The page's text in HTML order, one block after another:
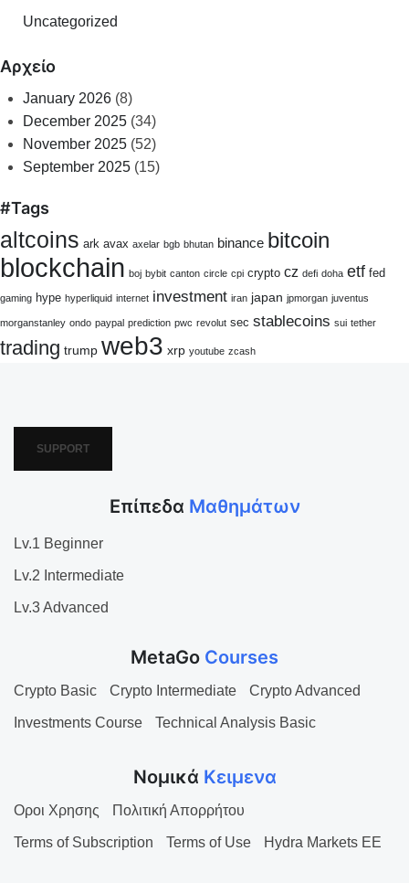
Uncategorized
Αρχείο
January 2026 (8)
December 2025 (34)
November 2025 (52)
September 2025 (15)
#Tags
altcoins ark avax axelar bgb bhutan binance bitcoin
blockchain boj bybit canton circle cpi crypto cz defi doha etf fed
gaming hype hyperliquid internet investment iran japan jpmorgan juventus
morganstanley ondo paypal prediction pwc revolut sec stablecoins sui tether
trading trump web3 xrp youtube zcash
SUPPORT
Επίπεδα Μαθημάτων
Lv.1 Beginner
Lv.2 Intermediate
Lv.3 Advanced
MetaGo Courses
Crypto Basic Crypto Intermediate Crypto Advanced
Investments Course Technical Analysis Basic
Νομικά Κειμενα
Οροι Χρησης Πολιτική Απορρήτου
Terms of Subscription Terms of Use Hydra Markets EE